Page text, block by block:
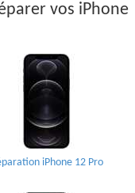
vos iPhone
iPhone 12 Pro